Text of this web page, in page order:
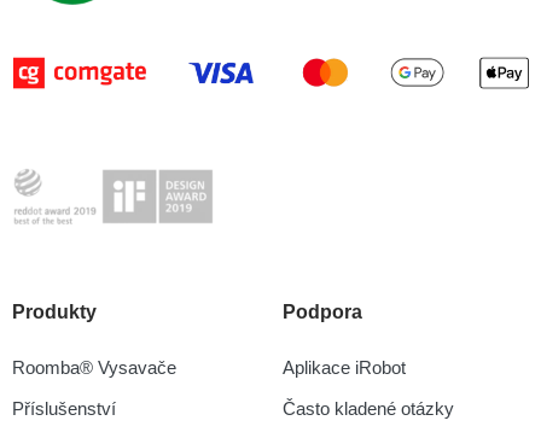
Produkty
Roomba® Vysavače
Příslušenství
Podpora
Aplikace iRobot
Často kladené otázky